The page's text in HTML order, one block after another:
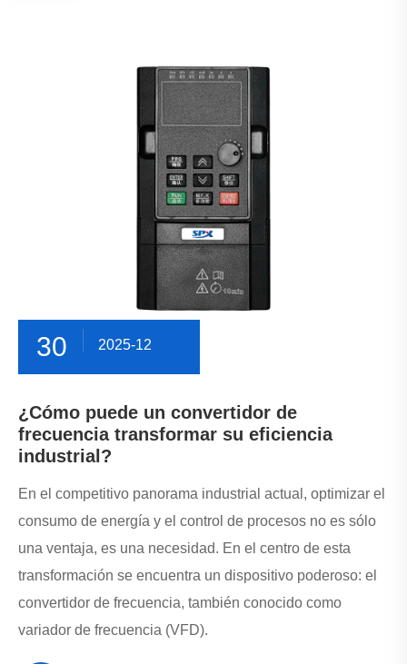
30 2025-12
¿Cómo puede un convertidor de
frecuencia transformar su eficiencia
industrial?
En el competitivo panorama industrial actual, optimizar el
consumo de energía y el control de procesos no es sólo
una ventaja, es una necesidad. En el centro de esta
transformación se encuentra un dispositivo poderoso: el
convertidor de frecuencia, también conocido como
variador de frecuencia (VFD).